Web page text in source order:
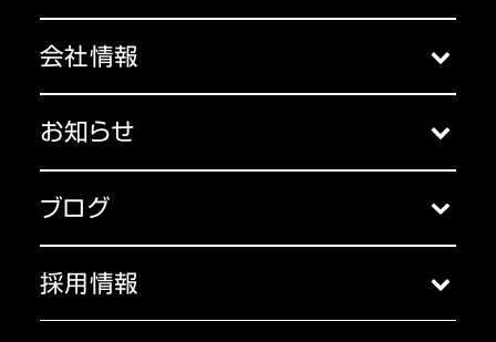
コンサルティング
会社情報
アクセス
コーポレートガバナンス
沿革
お知らせ
ブログ
採用情報